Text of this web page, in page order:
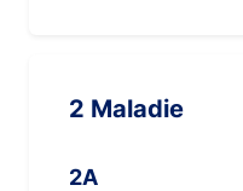
2 Maladie
2A